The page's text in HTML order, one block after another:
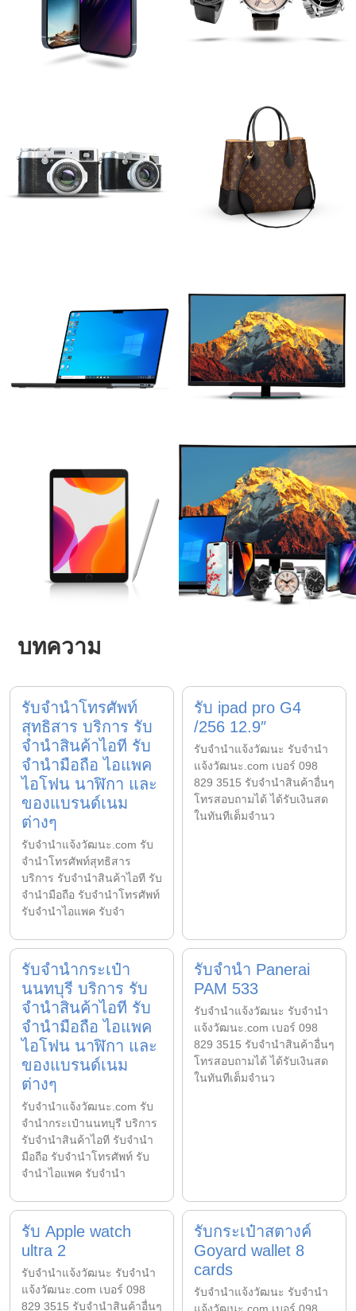
บทความ
รับจำนำโทรศัพท์
สุทธิสาร บริการ รับ
จำนำสินค้าไอที รับ
จำนำมือถือ ไอแพค
ไอโฟน นาฬิกา และ
ของแบรนด์เนม
ต่างๆ
รับจํานําแจ้งวัฒนะ.com รับ
จำนำโทรศัพท์สุทธิสาร
บริการ รับจำนำสินค้าไอที รับ
จำนำมือถือ รับจำนำโทรศัพท์
รับจำนำไอแพค รับจำ
รับ ipad pro G4
/256 12.9″
รับจํานําแจ้งวัฒนะ รับจํานํา
แจ้งวัฒนะ.com เบอร์ 098
829 3515 รับจำนำสินค้าอื่นๆ
โทรสอบถามได้ ได้รับเงินสด
ในทันทีเต็มจำนว
รับจำนำกระเป๋า
นนทบุรี บริการ รับ
จำนำสินค้าไอที รับ
จำนำมือถือ ไอแพค
ไอโฟน นาฬิกา และ
ของแบรนด์เนม
ต่างๆ
รับจํานําแจ้งวัฒนะ.com รับ
จำนำกระเป๋านนทบุรี บริการ
รับจำนำสินค้าไอที รับจำนำ
มือถือ รับจำนำโทรศัพท์ รับ
จำนำไอแพค รับจำนำ
รับจำนำ Panerai
PAM 533
รับจํานําแจ้งวัฒนะ รับจํานํา
แจ้งวัฒนะ.com เบอร์ 098
829 3515 รับจำนำสินค้าอื่นๆ
โทรสอบถามได้ ได้รับเงินสด
ในทันทีเต็มจำนว
รับ Apple watch
ultra 2
รับจํานําแจ้งวัฒนะ รับจํานํา
แจ้งวัฒนะ.com เบอร์ 098
829 3515 รับจำนำสินค้าอื่นๆ
รับกระเป๋าสตางค์
Goyard wallet 8
cards
รับจํานําแจ้งวัฒนะ รับจํานํา